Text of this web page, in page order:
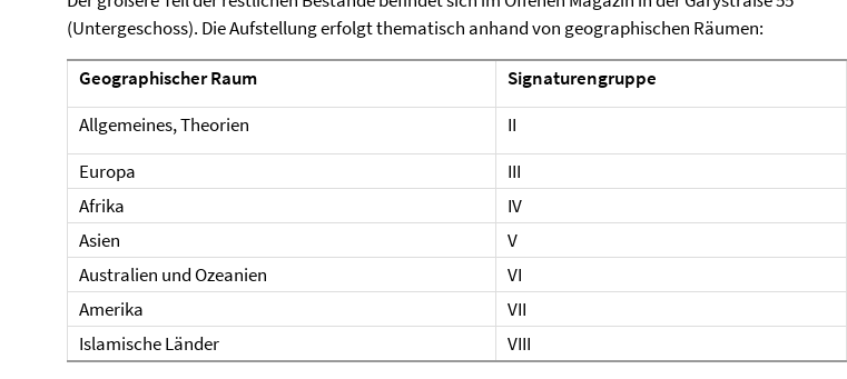
(Untergeschoss). Die Aufstellung erfolgt thematisch anhand von geographischen Räumen:
Geographischer Raum
Signaturengruppe
Allgemeines, Theorien
II
Europa
III
Afrika
IV
Asien
V
Australien und Ozeanien
VI
Amerika
VII
Islamische Länder
VIII